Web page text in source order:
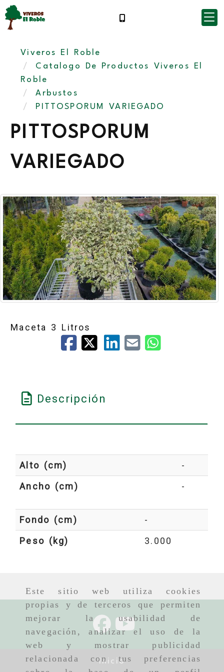
Este sitio web utiliza cookies
propias y de terceros que permiten
mejorar la usabilidad de
navegación, analizar el uso de la
web y mostrar publicidad
relacionada con tus preferencias
Viveros El Roble
Catalogo De Productos Viveros El
Roble
Arbustos
PITTOSPORUM VARIEGADO
PITTOSPORUM
VARIEGADO
Maceta 3 Litros
Descripción
Alto (cm)
-
Ancho (cm)
-
Fondo (cm)
-
Peso (kg)
3.000
Inicio